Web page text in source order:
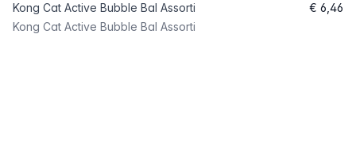
Kong Cat Active Bubble Bal Assorti
Kong Cat Active Bubble Bal Assorti
€ 6,46